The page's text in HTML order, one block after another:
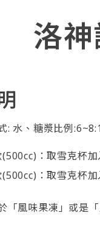
洛
: 水、糖漿比例
：取雪克杯加
：取雪克杯加
風味果凍」或是